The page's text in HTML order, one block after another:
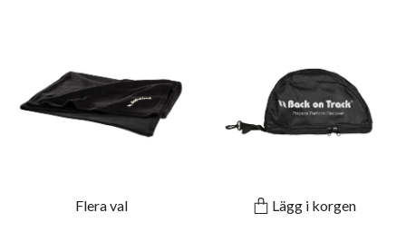
Flera val Lägg i korgen